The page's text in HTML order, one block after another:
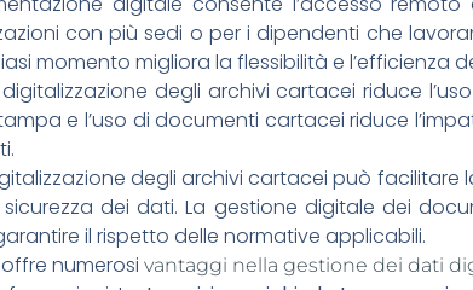
con più sedi o per i dipendenti che
momento migliora la flessibilità e l’efficienza
digitalizzazione degli archivi cartacei riduce
e l’uso di documenti cartacei riduce
degli archivi cartacei può
dei dati. La gestione digitale dei
il rispetto delle normative applicabili.
numerosi vantaggi nella gestione dei dati